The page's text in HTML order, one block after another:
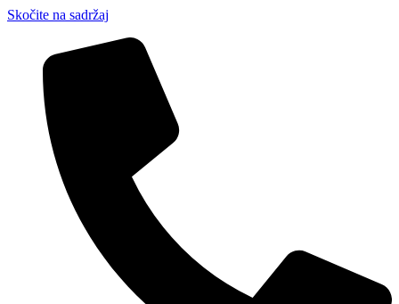
Skočite na sadržaj